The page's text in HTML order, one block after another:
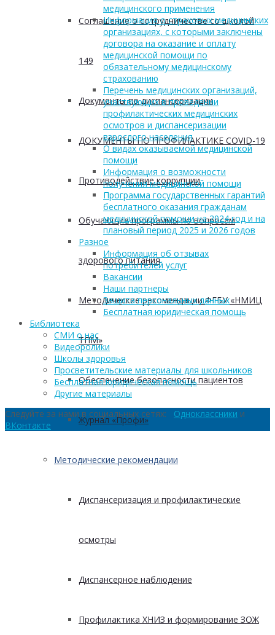
Соглашение о сотрудничестве со школой
149
Документы по диспансеризации
ДОКУМЕНТЫ ПО ПРОФИЛАКТИКЕ COVID-19
Противодействие коррупции
Обучающие программы по вопросам
здорового питания
Методические рекомендации ФГБУ «НМИЦ
ТПМ»
Обеспечение безопасности пациентов
Журнал «Профи»
Методические рекомендации
Диспансеризация и профилактические
осмотры
Диспансерное наблюдение
Профилактика ХНИЗ и формирование ЗОЖ
медицинского применения
Информация о страховых медицинских
организациях, с которыми заключены
договора на оказание и оплату
медицинской помощи по
обязательному медицинскому
страхованию
Перечень медицинских организаций,
участвующих в проведении
профилактических медицинских
осмотров и диспансеризации
взрослого населения
О видах оказываемой медицинской
помощи
Информация о возможности
получения медицинской помощи
Программа государственных гарантий
бесплатного оказания гражданам
медицинской помощи на 2024 год и на
плановый период 2025 и 2026 годов
Разное
Информация об отзывах
потребителей услуг
Вакансии
Наши партнеры
Защита персональных данных
Бесплатная юридическая помощь
Библиотека
СМИ о нас
Видеоролики
Школы здоровья
Просветительские материалы для школьников
Бесплатная юридическая помощь
Другие материалы
Следуйте за нами в социальных сетях: Одноклассники и
ВКонтакте